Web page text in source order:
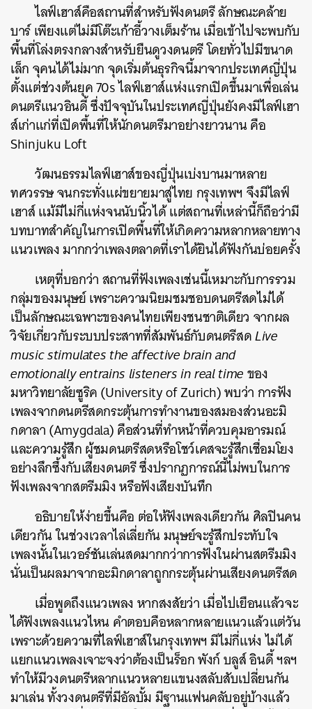
ไลฟ์เฮาส์คือสถานที่สำหรับฟังดนตรี ลักษณะคล้าย
บาร์ เพียงแต่ไม่มีโต๊ะเก้าอี้วางเต็มร้าน เมื่อเข้าไปจะพบกับ
พื้นที่โล่งตรงกลางสำหรับยืนดูวงดนตรี โดยทั่วไปมีขนาด
เล็ก จุคนได้ไม่มาก จุดเริ่มต้นธุรกิจนี้มาจากประเทศญี่ปุ่น
ตั้งแต่ช่วงต้นยุค 70s ไลฟ์เฮาส์แห่งแรกเปิดขึ้นมาเพื่อเล่น
ดนตรีแนวอินดี้ ซึ่งปัจจุบันในประเทศญี่ปุ่นยังคงมีไลฟ์เฮา
ส์เก่าแก่ที่เปิดพื้นที่ให้นักดนตรีมาอย่างยาวนาน คือ
Shinjuku Loft
วัฒนธรรมไลฟ์เฮาส์ของญี่ปุ่นเบ่งบานมาหลาย
ทศวรรษ จนกระทั่งแผ่ขยายมาสู่ไทย กรุงเทพฯ จึงมีไลฟ์
เฮาส์ แม้มีไม่กี่แห่งจนนับนิ้วได้ แต่สถานที่เหล่านี้ก็ถือว่ามี
บทบาทสำคัญในการเปิดพื้นที่ให้เกิดความหลากหลายทาง
แนวเพลง มากกว่าเพลงตลาดที่เราได้ยินได้ฟังกันบ่อยครั้ง
เหตุที่บอกว่า สถานที่ฟังเพลงเช่นนี้เหมาะกับการรวม
กลุ่มของมนุษย์ เพราะความนิยมชมชอบดนตรีสดไม่ได้
เป็นลักษณะเฉพาะของคนไทยเพียงชนชาติเดียว จากผล
วิจัยเกี่ยวกับระบบประสาทที่สัมพันธ์กับดนตรีสดLive
music stimulates the affective brain and
emotionally entrains listeners in real timeของ
มหาวิทยาลัยซูริค (University of Zurich) พบว่า การฟัง
เพลงจากดนตรีสดกระตุ้นการทำงานของสมองส่วนอะมิ
กดาลา (Amygdala) คือส่วนที่ทำหน้าที่ควบคุมอารมณ์
และความรู้สึก ผู้ชมดนตรีสดหรือโชว์เคสจะรู้สึกเชื่อมโยง
อย่างลึกซึ้งกับเสียงดนตรี ซึ่งปรากฏการณ์นี้ไม่พบในการ
ฟังเพลงจากสตรีมมิง หรือฟังเสียงบันทึก
อธิบายให้ง่ายขึ้นคือ ต่อให้ฟังเพลงเดียวกัน ศิลปินคน
เดียวกัน ในช่วงเวลาไล่เลี่ยกัน มนุษย์จะรู้สึกประทับใจ
เพลงนั้นในเวอร์ชันเล่นสดมากกว่าการฟังในผ่านสตรีมมิง
นั่นเป็นผลมาจากอะมิกดาลาถูกกระตุ้นผ่านเสียงดนตรีสด
เมื่อพูดถึงแนวเพลง หากสงสัยว่า เมื่อไปเยือนแล้วจะ
ได้ฟังเพลงแนวไหน คำตอบคือหลากหลายแนวแล้วแต่วัน
เพราะด้วยความที่ไลฟ์เฮาส์ในกรุงเทพฯ มีไม่กี่แห่ง ไม่ได้
แยกแนวเพลงเจาะจงว่าต้องเป็นร็อก พังก์ บลูส์ อินดี้ ฯลฯ
ทำให้มีวงดนตรีหลากแนวหลายแขนงสลับสับเปลี่ยนกัน
มาเล่น ทั้งวงดนตรีที่มีอัลบั้ม มีฐานแฟนคลับอยู่บ้างแล้ว